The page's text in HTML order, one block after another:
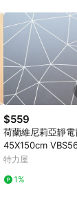
群眾募資商品，禮
資格。 9. LINE
Pinkoi 商品資訊頁
購物車標示為準
為準。 11. 若於
APP 並完成訂
後，需透過
$559
荷蘭維尼莉亞靜電
45X150cm
多邊形
特力屋
1%